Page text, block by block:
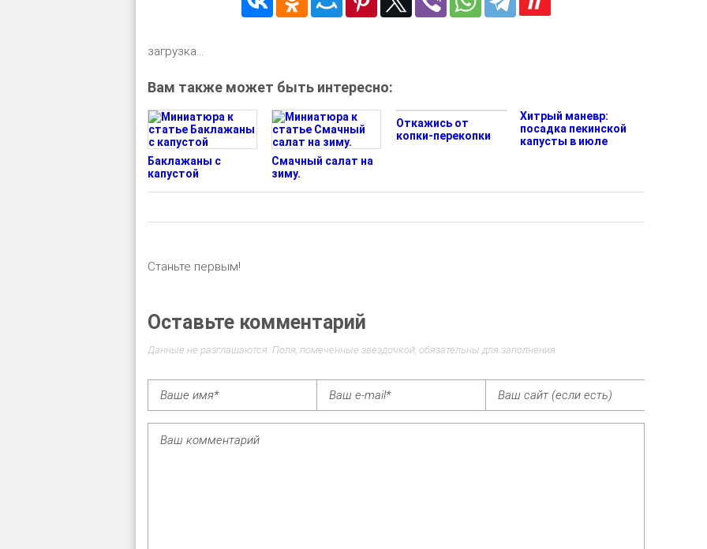
загрузка...
Вам также может быть интересно:
Баклажаны с
капустой
Смачный салат на
зиму.
Откажись от
копки-перекопки
Хитрый маневр:
посадка пекинской
капусты в июле
Станьте первым!
Оставьте комментарий
Данные не разглашаются. Поля, помеченные звездочкой, обязательны для заполнения